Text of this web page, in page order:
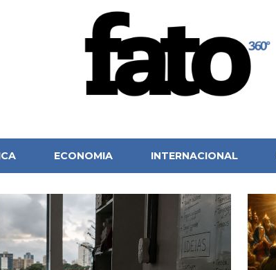
ECONOMIA INTERNACIONAL